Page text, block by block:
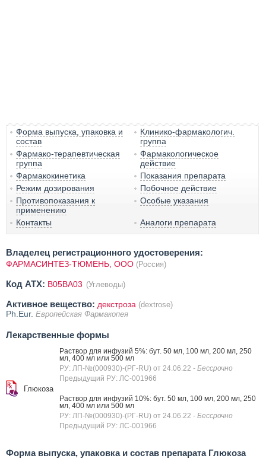
Форма выпуска, упаковка и
состав
Клинико-фармакологич.
группа
Фармако-терапевтическая
группа
Фармакологическое
действие
Фармакокинетика
Показания препарата
Режим дозирования
Побочное действие
Противопоказания к
применению
Особые указания
Контакты Аналоги препарата
Владелец регистрационного удостоверения:
ФАРМАСИНТЕЗ-ТЮМЕНЬ, ОOO (Россия)
Код ATX: B05BA03 (Углеводы)
Активное вещество: декстроза (dextrose)
Ph.Eur. Европейская Фармакопея
Лекарственные формы
Глюкоза
Раствор для инфузий 5%: бут. 50 мл, 100 мл, 200 мл, 250
мл, 400 мл или 500 мл
РУ: ЛП-№(000930)-(РГ-RU) от 24.06.22 - Бессрочно
Предыдущий РУ: ЛС-001966
Раствор для инфузий 10%: бут. 50 мл, 100 мл, 200 мл, 250
мл, 400 мл или 500 мл
РУ: ЛП-№(000930)-(РГ-RU) от 24.06.22 - Бессрочно
Предыдущий РУ: ЛС-001966
Форма выпуска, упаковка и состав препарата Глюкоза